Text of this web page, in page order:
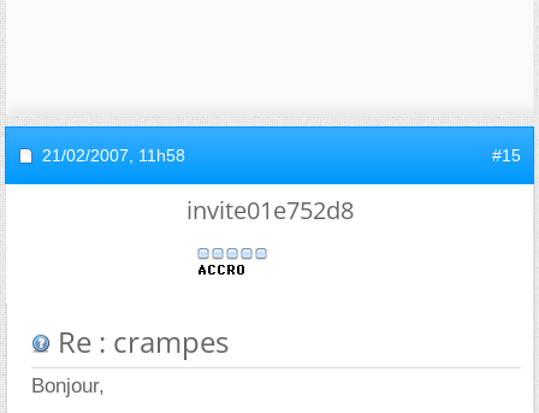
21/02/2007, 11h58 #15
invite01e752d8
Re : crampes
Bonjour,